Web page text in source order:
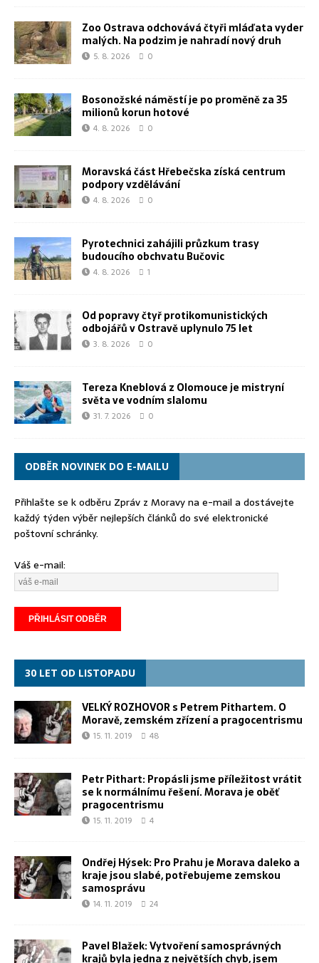
Zoo Ostrava odchovává čtyři mláďata vyder
malých. Na podzim je nahradí nový druh
5. 8. 2026 0
Bosonožské náměstí je po proměně za 35
milionů korun hotové
4. 8. 2026 0
Moravská část Hřebečska získá centrum
podpory vzdělávání
4. 8. 2026 0
Pyrotechnici zahájili průzkum trasy
budoucího obchvatu Bučovic
4. 8. 2026 1
Od popravy čtyř protikomunistických
odbojářů v Ostravě uplynulo 75 let
3. 8. 2026 0
Tereza Kneblová z Olomouce je mistryní
světa ve vodním slalomu
31. 7. 2026 0
ODBĚR NOVINEK DO E-MAILU
Přihlašte se k odběru Zpráv z Moravy na e-mail a dostávejte
každý týden výběr nejlepších článků do své elektronické
poštovní schránky.
Váš e-mail:
30 LET OD LISTOPADU
VELKÝ ROZHOVOR s Petrem Pithartem. O
Moravě, zemském zřízení a pragocentrismu
15. 11. 2019 48
Petr Pithart: Propásli jsme příležitost vrátit
se k normálnímu řešení. Morava je oběť
pragocentrismu
15. 11. 2019 4
Ondřej Hýsek: Pro Prahu je Morava daleko a
kraje jsou slabé, potřebujeme zemskou
samosprávu
14. 11. 2019 24
Pavel Blažek: Vytvoření samosprávných
krajů byla jedna z největších chyb, jsem